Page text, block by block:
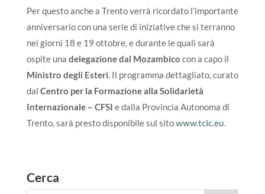
Per questo anche a Trento verrà ricordato l’importante
anniversario con una serie di iniziative che si terranno
nei giorni 18 e 19 ottobre, e durante le quali sarà
ospite una delegazione dal Mozambico con a capo il
Ministro degli Esteri. Il programma dettagliato, curato
dal Centro per la Formazione alla Solidarietà
Internazionale – CFSI e dalla Provincia Autonoma di
Trento, sarà presto disponibile sul sitowww.tcic.eu.
Cerca